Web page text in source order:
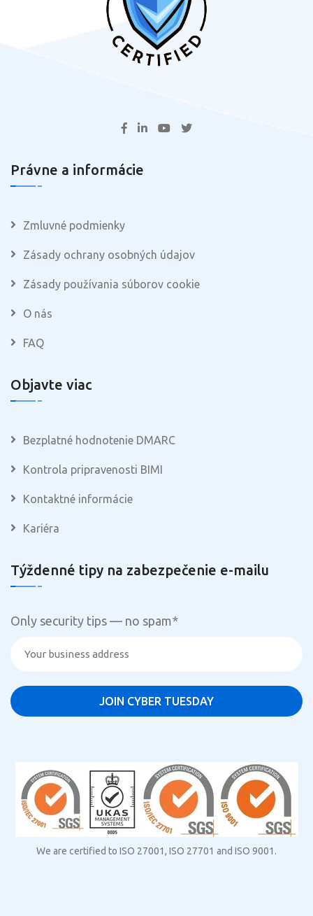
Právne a informácie
Zmluvné podmienky
Zásady ochrany osobných údajov
Zásady používania súborov cookie
O nás
FAQ
Objavte viac
Bezplatné hodnotenie DMARC
Kontrola pripravenosti BIMI
Kontaktné informácie
Kariéra
Týždenné tipy na zabezpečenie e-mailu
Only security tips — no spam*
We are certified to ISO 27001, ISO 27701 and ISO 9001.